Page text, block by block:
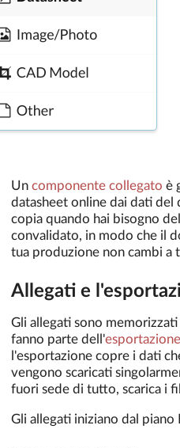
Un componente collegato è
datasheet online dai dati del
copia quando hai bisogno
convalidato, in modo che il
tua produzione non cambi a
Allegati e
Gli allegati sono
fanno parte dell'
l'esportazione copre i dati
vengono scaricati
fuori sede di tutto, scarica i
Gli allegati iniziano dal piano